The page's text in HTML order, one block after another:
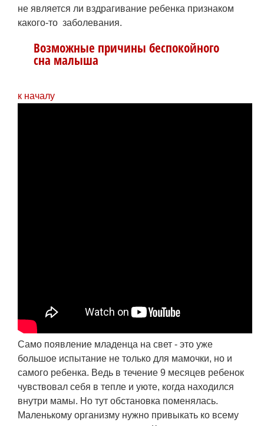
не является ли вздрагивание ребенка признаком
какого-то заболевания.
Возможные причины беспокойного
сна малыша
к началу
Само появление младенца на свет - это уже
большое испытание не только для мамочки, но и
самого ребенка. Ведь в течение 9 месяцев ребенок
чувствовал себя в тепле и уюте, когда находился
внутри мамы. Но тут обстановка поменялась.
Маленькому организму нужно привыкать ко всему